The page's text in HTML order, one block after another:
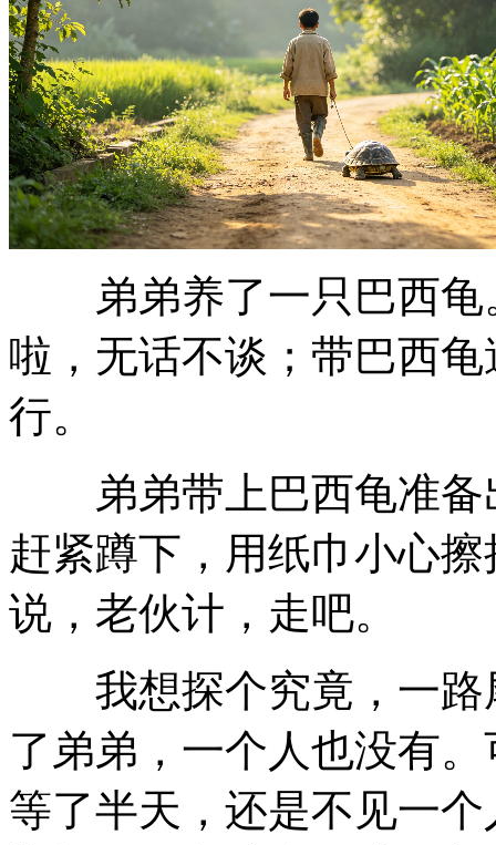
弟弟养了一只巴西龟
啦，无话不谈；带巴西
行。
弟弟带上巴西龟准备
赶紧蹲下，用纸巾小心
说，老伙计，走吧。
我想探个究竟，一路
了弟弟，一个人也没有
等了半天，还是不见一